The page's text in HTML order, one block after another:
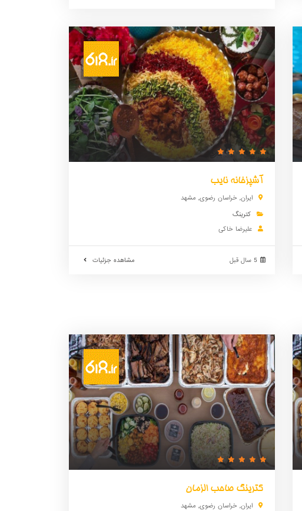
آشپزخانه نایب
ایران, خراسان رضوی, مشهد
کترینگ
علیرضا خاکی
مشاهده جزئیات 5 سال قبل
کترینگ صاحب الزمان
ایران, خراسان رضوی, مشهد